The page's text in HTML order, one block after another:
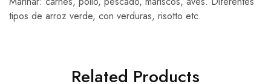
tipos de arroz verde, con verduras, risotto etc.
Related Products